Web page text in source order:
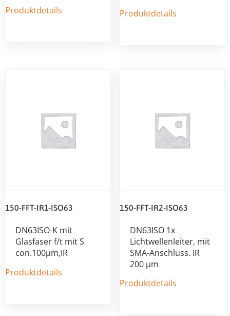
Produktdetails
Produktdetails
150-FFT-IR1-ISO63
DN63ISO-K mit
Glasfaser f/t mit S
con.100µm,IR
Produktdetails
150-FFT-IR2-ISO63
DN63ISO 1x
Lichtwellenleiter, mit
SMA-Anschluss. IR
200 µm
Produktdetails